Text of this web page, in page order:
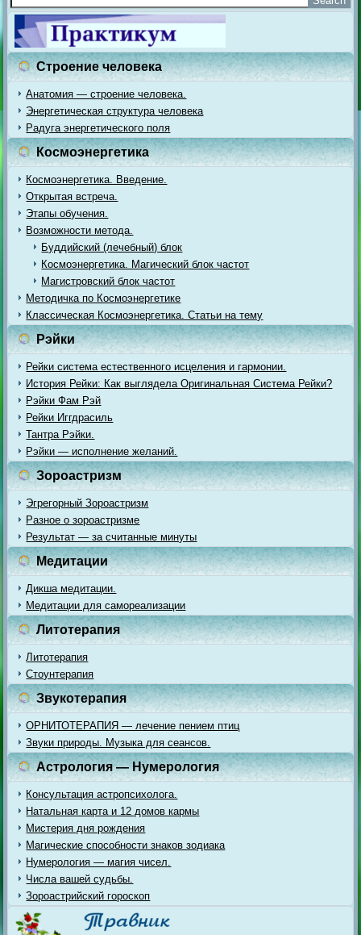
Строение человека
Анатомия — строение человека.
Энергетическая структура человека
Радуга энергетического поля
Космоэнергетика
Космоэнергетика. Введение.
Открытая встреча.
Этапы обучения.
Возможности метода.
Буддийский (лечебный) блок
Космоэнергетика. Магический блок частот
Магистровский блок частот
Методичка по Космоэнергетике
Классическая Космоэнергетика. Статьи на тему
Рэйки
Рейки система естественного исцеления и гармонии.
История Рейки: Как выглядела Оригинальная Система Рейки?
Рэйки Фам Рэй
Рейки Иггдрасиль
Тантра Рэйки.
Рэйки — исполнение желаний.
Зороастризм
Эгрегорный Зороастризм
Разное о зороастризме
Результат — за считанные минуты
Медитации
Дикша медитации.
Медитации для самореализации
Литотерапия
Литотерапия
Стоунтерапия
Звукотерапия
ОРНИТОТЕРАПИЯ — лечение пением птиц
Звуки природы. Музыка для сеансов.
Астрология — Нумерология
Консультация астропсихолога.
Натальная карта и 12 домов кармы
Мистерия дня рождения
Магические способности знаков зодиака
Нумерология — магия чисел.
Числа вашей судьбы.
Зороастрийский гороскоп